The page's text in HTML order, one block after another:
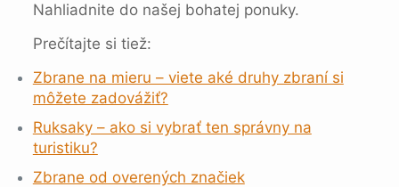
Nahliadnite do našej bohatej ponuky.
Prečítajte si tiež:
Zbrane na mieru – viete aké druhy zbraní si
môžete zadovážiť?
Ruksaky – ako si vybrať ten správny na
turistiku?
Zbrane od overených značiek